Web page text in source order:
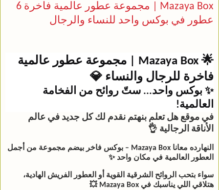
Mazaya Box | مجموعة عطور عالمية فاخرة 6
عطور في بوكس واحد للنساء والرجال
🌟
Mazaya Box | مجموعة عطور عالمية
فاخرة للرجال والنساء 💎
✨ بوكس واحد... ستّ روائح من الفخامة
العالمية!
في موقع هل تعلم بنهتم نقدم لك كل جديد في عالم
الأناقة الرجالية 👌
النهارده معانا Mazaya Box – بوكس فاخر بيضم مجموعة من أجمل
العطور العالمية في مكان واحد ✨
سواء بتحب الروائح الشرقية القوية أو العطور الفريش الهادية،
هتلاقي اللي يناسبك في Mazaya Box 💥